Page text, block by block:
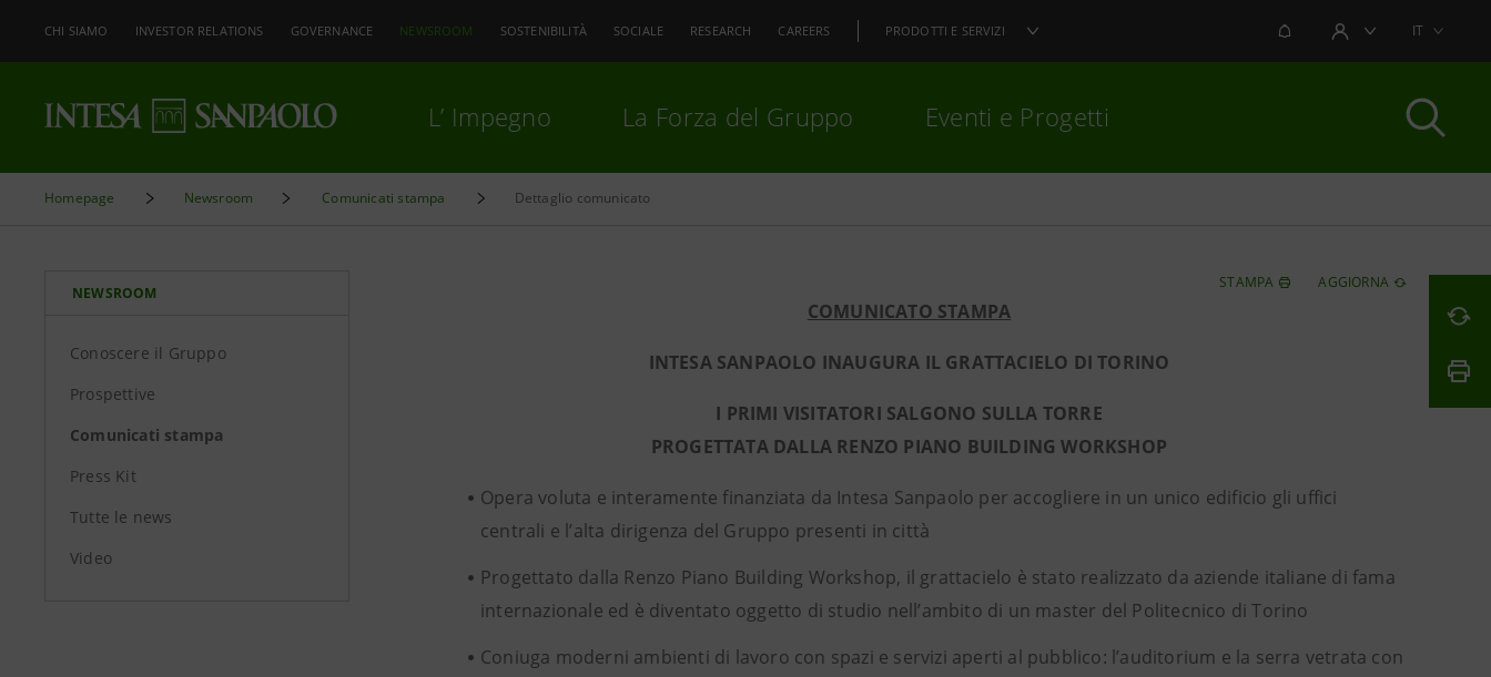
CHI SIAMO INVESTOR RELATIONS GOVERNANCE NEWSROOM SOSTENIBILITÀ SOCIALE RESEARCH CAREERS PRODOTTI E SERVIZI NOTIFICHEAREA UTENTEIT
L’ Impegno La Forza del Gruppo Eventi e Progetti
Homepage Newsroom Comunicati stampa Dettaglio comunicato
NEWSROOM
Conoscere il Gruppo
Prospettive
Comunicati stampa
Press Kit
Tutte le news
Video
STAMPA AGGIORNA
COMUNICATO STAMPA
INTESA SANPAOLO INAUGURA IL GRATTACIELO DI TORINO
I PRIMI VISITATORI SALGONO SULLA TORRE
PROGETTATA DALLA RENZO PIANO BUILDING WORKSHOP
Opera voluta e interamente finanziata da Intesa Sanpaolo per accogliere in un unico edificio gli uffici
centrali e l’alta dirigenza del Gruppo presenti in città
Progettato dalla Renzo Piano Building Workshop, il grattacielo è stato realizzato da aziende italiane di fama
internazionale ed è diventato oggetto di studio nell’ambito di un master del Politecnico di Torino
Coniuga moderni ambienti di lavoro con spazi e servizi aperti al pubblico: l’auditorium e la serra vetrata con